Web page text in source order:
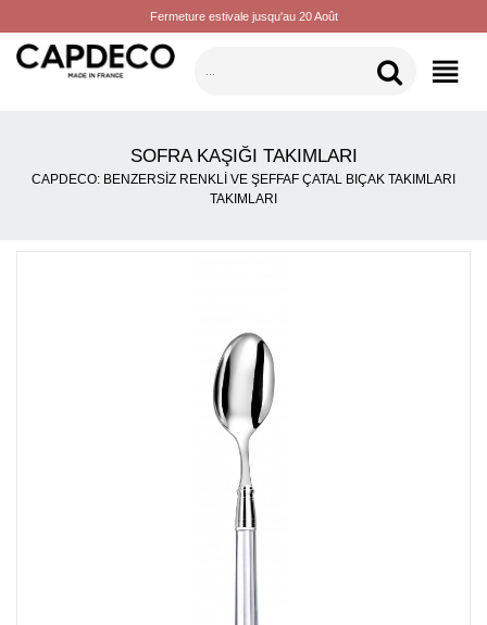
Fermeture estivale jusqu'au 20 Août
KATEGORILER
SOFRA KAŞIĞI TAKIMLARI
CAPDECO: BENZERSIZ RENKLI VE ŞEFFAF ÇATAL BIÇAK TAKIMLARI
TAKIMLARI